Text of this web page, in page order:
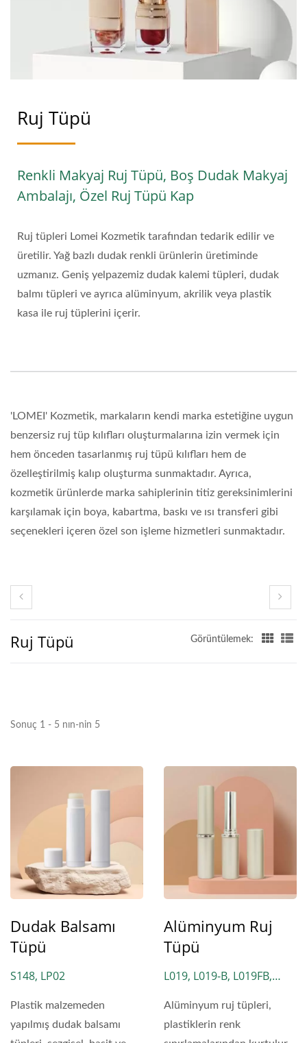
Ruj Tüpü
Renkli Makyaj Ruj Tüpü, Boş Dudak Makyaj
Ambalajı, Özel Ruj Tüpü Kap
Ruj tüpleri Lomei Kozmetik tarafından tedarik edilir ve
üretilir. Yağ bazlı dudak renkli ürünlerin üretiminde
uzmanız. Geniş yelpazemiz dudak kalemi tüpleri, dudak
balmı tüpleri ve ayrıca alüminyum, akrilik veya plastik
kasa ile ruj tüplerini içerir.
'LOMEI' Kozmetik, markaların kendi marka estetiğine uygun
benzersiz ruj tüp kılıfları oluşturmalarına izin vermek için
hem önceden tasarlanmış ruj tüpü kılıfları hem de
özelleştirilmiş kalıp oluşturma sunmaktadır. Ayrıca,
kozmetik ürünlerde marka sahiplerinin titiz gereksinimlerini
karşılamak için boya, kabartma, baskı ve ısı transferi gibi
seçenekleri içeren özel son işleme hizmetleri sunmaktadır.
Ruj Tüpü Görüntülemek:
Sonuç 1 - 5 nın-nin 5
Dudak Balsamı
Tüpü
S148, LP02
Plastik malzemeden
yapılmış dudak balsamı
Alüminyum Ruj
Tüpü
L019, L019-B, L019FB,
Alüminyum ruj tüpleri,
plastiklerin renk